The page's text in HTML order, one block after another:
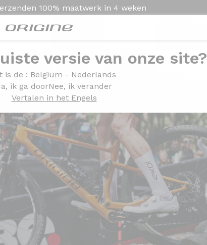
100% maatwerk in 4 weken
versie van onze site?
is de : Belgium - Nederlands
ik ga doorNee, ik verander
Vertalen in het Engels